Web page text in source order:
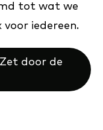
tot wat we
voor iedereen.
door de